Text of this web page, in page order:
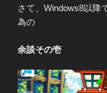
さて、Windows8以降
為の
余談その壱